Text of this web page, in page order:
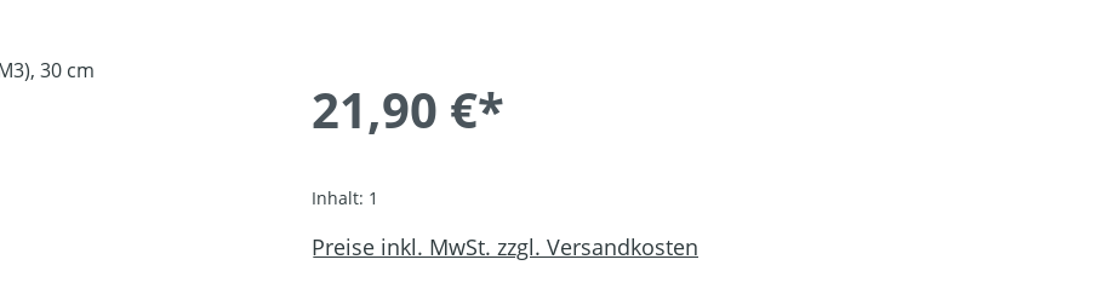
21,90 €*
Inhalt: 1
Preise inkl. MwSt. zzgl. Versandkosten